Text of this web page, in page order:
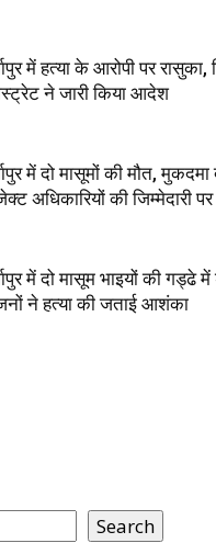
में हत्या के आरोपी पर रासुका,
ने जारी किया आदेश
में दो मासूमों की मौत,
अधिकारियों की जिम्मेदारी
में दो मासूम भाइयों की गड्ढे
ने हत्या की जताई आशंका
Search